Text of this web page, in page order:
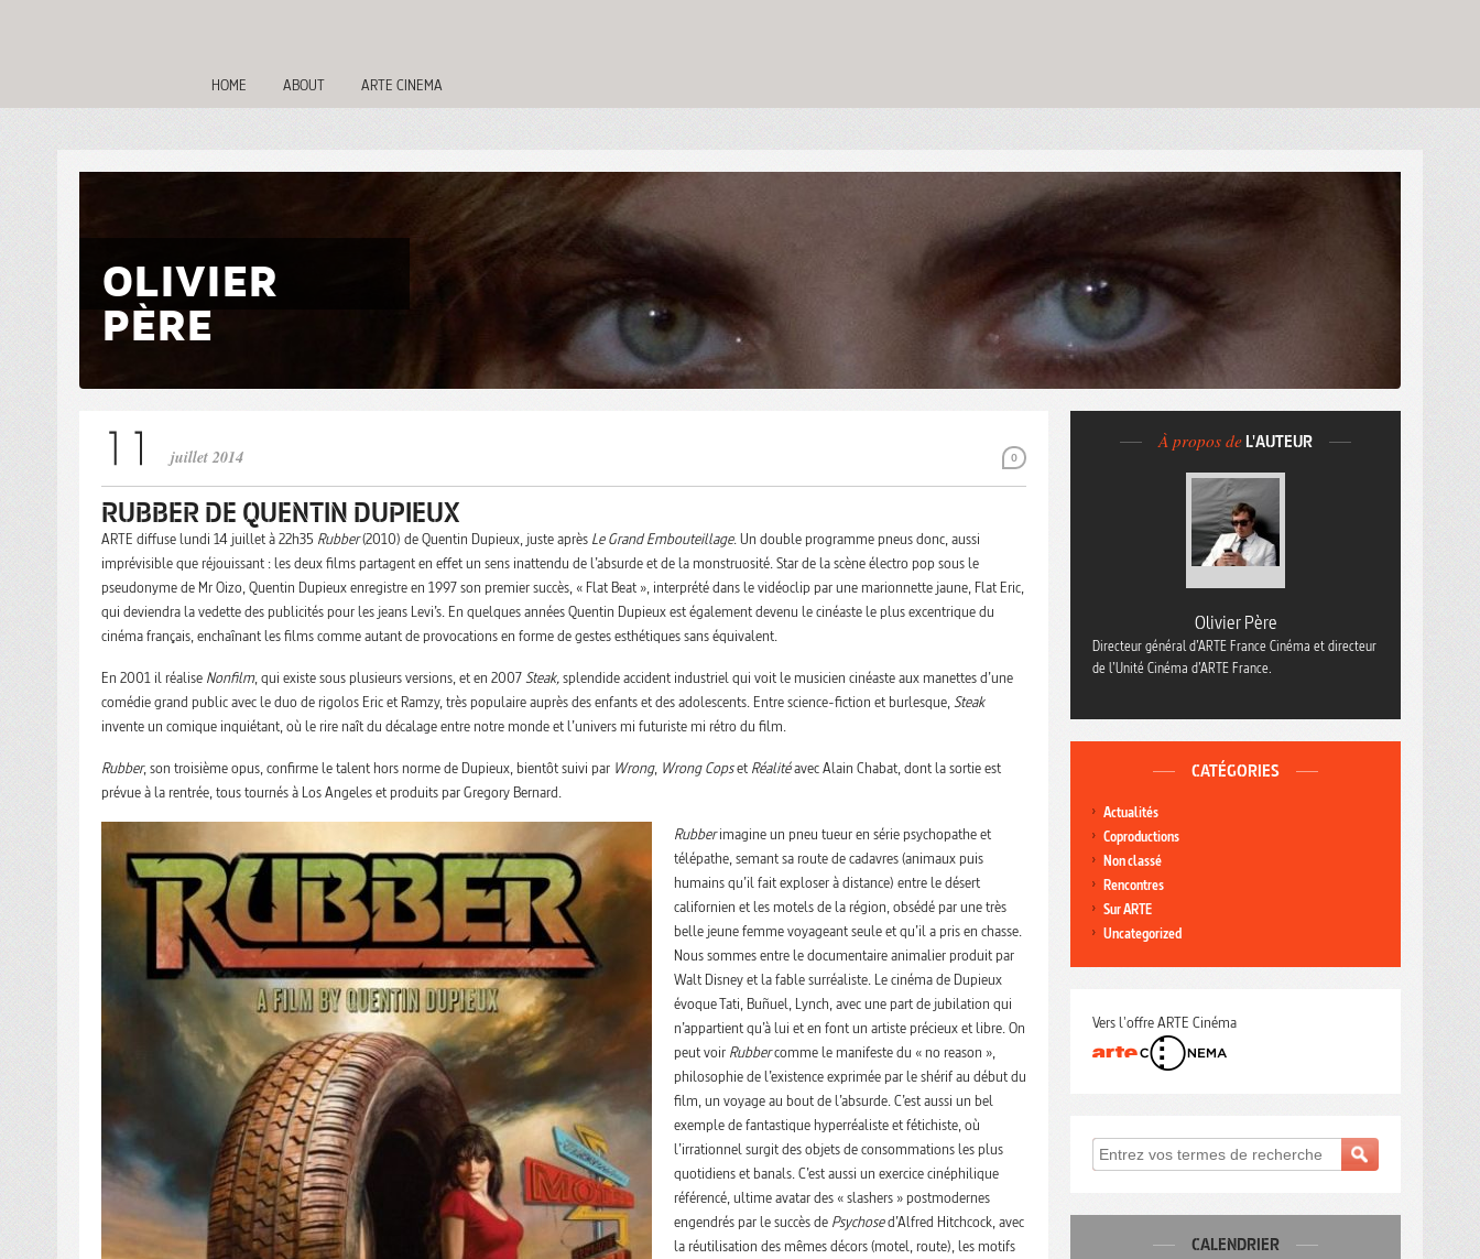
HOME ABOUT ARTE CINEMA
OLIVIER
PÈRE
0
juillet 2014
RUBBER DE QUENTIN DUPIEUX
ARTE diffuse lundi 14 juillet à 22h35 Rubber(2010) de Quentin Dupieux, juste après Le Grand Embouteillage. Un double programme pneus donc, aussi
imprévisible que réjouissant : les deux films partagent en effet un sens inattendu de l’absurde et de la monstruosité. Star de la scène électro pop sous le
pseudonyme de Mr Oizo, Quentin Dupieux enregistre en 1997 son premier succès, « Flat Beat », interprété dans le vidéoclip par une marionnette jaune, Flat Eric,
qui deviendra la vedette des publicités pour les jeans Levi’s. En quelques années Quentin Dupieux est également devenu le cinéaste le plus excentrique du
cinéma français, enchaînant les films comme autant de provocations en forme de gestes esthétiques sans équivalent.
En 2001 il réalise Nonfilm, qui existe sous plusieurs versions, et en 2007Steak,splendide accident industriel qui voit le musicien cinéaste aux manettes d’une
comédie grand public avec le duo de rigolos Eric et Ramzy, très populaire auprès des enfants et des adolescents. Entre science-fiction et burlesque,Steak
invente un comique inquiétant, où le rire naît du décalage entre notre monde et l’univers mi futuriste mi rétro du film.
Rubber, son troisième opus, confirme le talent hors norme de Dupieux, bientôt suivi par Wrong, Wrong Copset Réalitéavec Alain Chabat, dont la sortie est
prévue à la rentrée, tous tournés à Los Angeles et produits par Gregory Bernard.
Rubberimagine un pneu tueur en série psychopathe et
télépathe, semant sa route de cadavres (animaux puis
humains qu’il fait exploser à distance) entre le désert
californien et les motels de la région, obsédé par une très
belle jeune femme voyageant seule et qu’il a pris en chasse.
Nous sommes entre le documentaire animalier produit par
Walt Disney et la fable surréaliste. Le cinéma de Dupieux
évoque Tati, Buñuel, Lynch, avec une part de jubilation qui
n’appartient qu’à lui et en font un artiste précieux et libre. On
peut voir Rubbercomme le manifeste du « no reason »,
philosophie de l’existence exprimée par le shérif au début du
film, un voyage au bout de l’absurde. C’est aussi un bel
exemple de fantastique hyperréaliste et fétichiste, où
l’irrationnel surgit des objets de consommations les plus
quotidiens et banals. C’est aussi un exercice cinéphilique
référencé, ultime avatar des « slashers » postmodernes
engendrés par le succès de Psychosed’Alfred Hitchcock, avec
la réutilisation des mêmes décors (motel, route), les motifs
À propos de L'AUTEUR
Olivier Père
Directeur général d’ARTE France Cinéma et directeur
de l’Unité Cinéma d’ARTE France.
CATÉGORIES
Actualités
Coproductions
Non classé
Rencontres
Sur ARTE
Uncategorized
Vers l'offre ARTE Cinéma
CALENDRIER